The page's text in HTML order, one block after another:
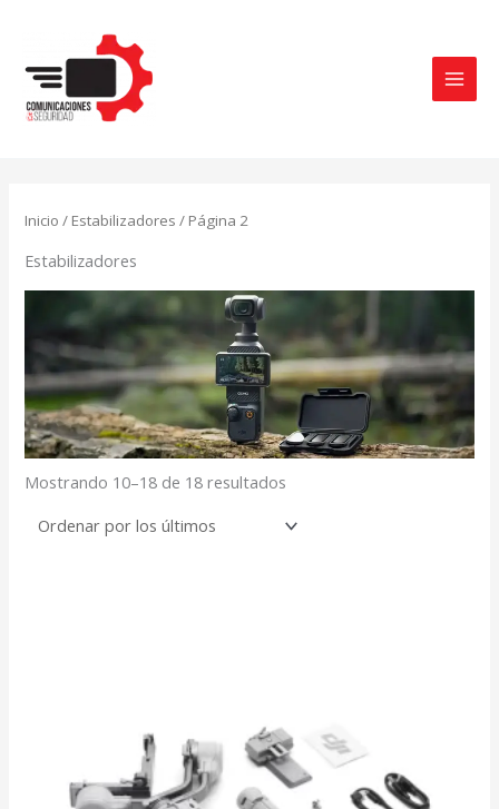
contenido
Inicio / Estabilizadores / Página 2
Estabilizadores
Mostrando 10–18 de 18 resultados